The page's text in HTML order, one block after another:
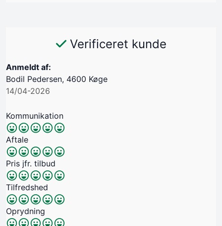
Verificeret kunde
Anmeldt af:
​Bodil Pedersen, 4600 Køge
14/04-2026
Kommunikation
Aftale
Pris jfr. tilbud
Tilfredshed
Oprydning